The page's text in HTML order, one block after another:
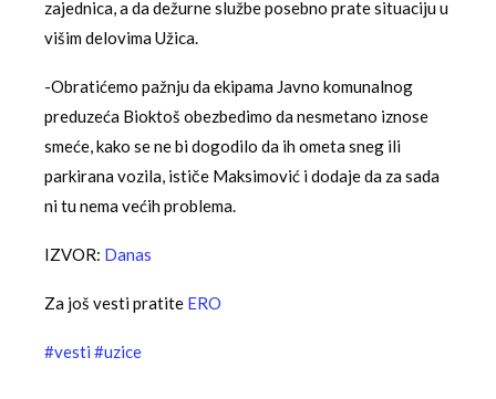
zajednica, a da dežurne službe posebno prate situaciju u
višim delovima Užica.
-Obratićemo pažnju da ekipama Javno komunalnog
preduzeća Bioktoš obezbedimo da nesmetano iznose
smeće, kako se ne bi dogodilo da ih ometa sneg ili
parkirana vozila, ističe Maksimović i dodaje da za sada
ni tu nema većih problema.
IZVOR: Danas
Za još vesti pratite ERO
#vesti #uzice